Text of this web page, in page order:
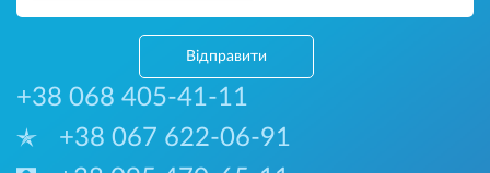
Відправити
+38 068 405-41-11
+38 067 622-06-91